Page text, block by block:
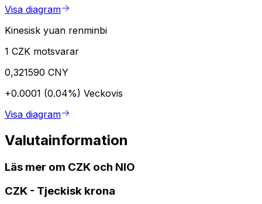
Visa diagram
Kinesisk yuan renminbi
1 CZK motsvarar
0,321590 CNY
+0.0001 (0.04%) Veckovis
Visa diagram
Valutainformation
Läs mer om CZK och NIO
CZK - Tjeckisk krona